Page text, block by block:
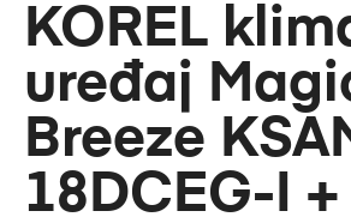
KOREL
uređaj
Breeze
18DCEG-I +